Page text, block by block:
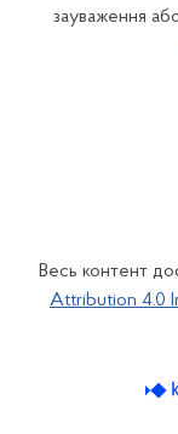
зауваження
Весь контент
Attribution 4.0